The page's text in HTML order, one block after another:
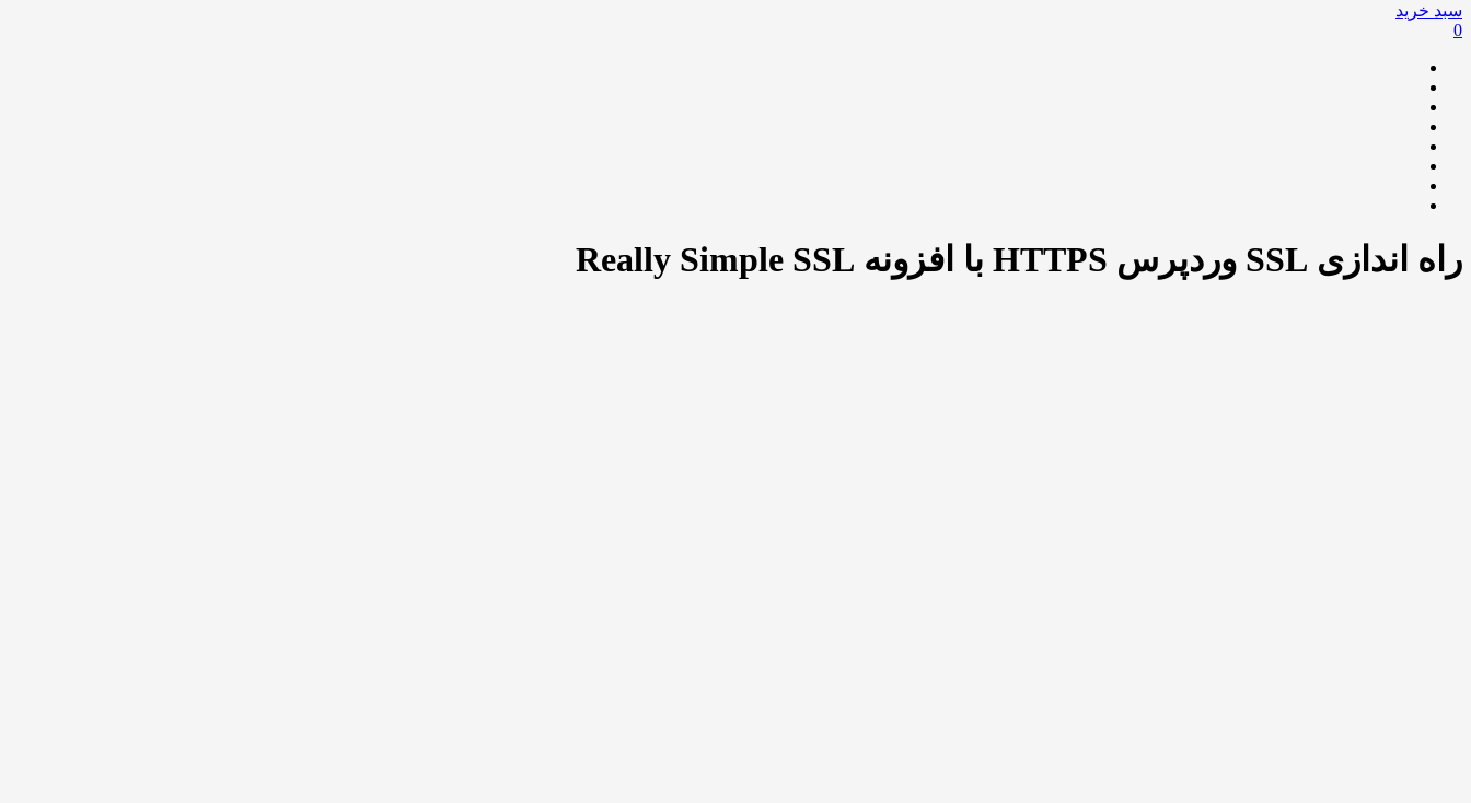
سبد خرید
0
راه اندازی SSL وردپرس HTTPS با افزونه Really Simple SSL